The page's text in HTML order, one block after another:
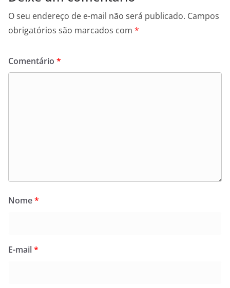
O seu endereço de e-mail não será publicado. Campos
obrigatórios são marcados com *
Comentário *
Nome*
E-mail*